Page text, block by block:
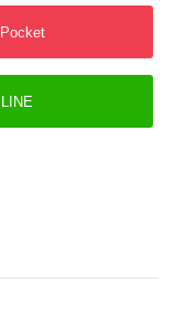
Pocket
LINE